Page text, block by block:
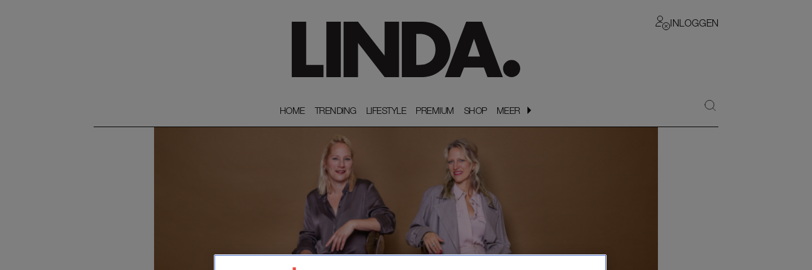
INLOGGEN
HOME
HOME TRENDING
TRENDING LIFESTYLE
LIFESTYLE PREMIUM
PREMIUM SHOP
SHOP MEER
MEER